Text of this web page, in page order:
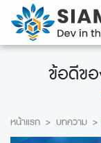
ข้อดีขอ
หน้าแรก > บทความ >